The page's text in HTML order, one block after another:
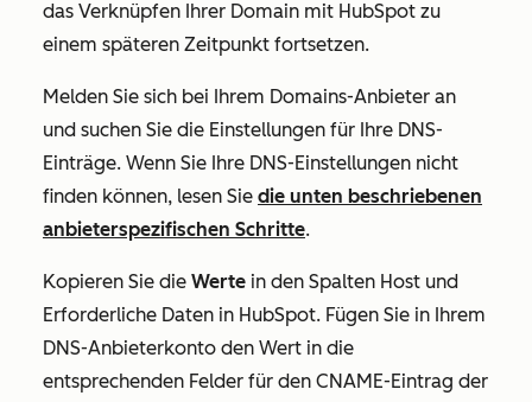
das Verknüpfen Ihrer Domain mit HubSpot zu
einem späteren Zeitpunkt fortsetzen.
Melden Sie sich bei Ihrem Domains-Anbieter an
und suchen Sie die Einstellungen für Ihre DNS-
Einträge. Wenn Sie Ihre DNS-Einstellungen nicht
finden können, lesen Sie die unten beschriebenen
anbieterspezifischen Schritte.
Kopieren Sie die Werte in den Spalten Host und
Erforderliche Daten in HubSpot. Fügen Sie in Ihrem
DNS-Anbieterkonto den Wert in die
entsprechenden Felder für den CNAME-Eintrag der